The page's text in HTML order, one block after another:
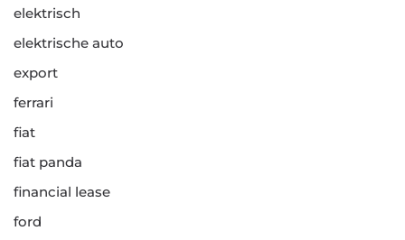
elektrisch
elektrische auto
export
ferrari
fiat
fiat panda
financial lease
ford